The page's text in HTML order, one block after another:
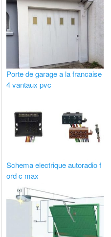
Porte de garage a la francaise
4 vantaux pvc
Schema electrique autoradio f
ord c max